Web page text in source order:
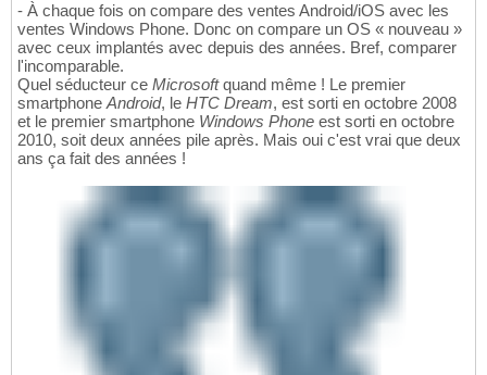
- À chaque fois on compare des ventes Android/iOS avec les
ventes Windows Phone. Donc on compare un OS « nouveau »
avec ceux implantés avec depuis des années. Bref, comparer
l'incomparable.
Quel séducteur ce Microsoftquand même ! Le premier
smartphoneAndroid, le HTC Dream, est sorti en octobre 2008
et le premier smartphone Windows Phone est sorti en octobre
2010, soit deux années pile après. Mais oui c'est vrai que deux
ans ça fait des années !